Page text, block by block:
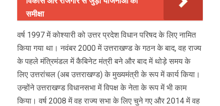
समीक्षा
वर्ष 1997 में कोश्यारी को उत्तर प्रदेश विधान परिषद के लिए नामित
किया गया था। नवंबर 2000 में उत्तराखण्ड के गठन के बाद, वह राज्य
के पहले मंत्रिमंडल में कैबिनेट मंत्री बने और बाद में थोड़े समय के
लिए उत्तरांचल (अब उत्तराखण्ड) के मुख्यमंत्री के रूप में कार्य किया।
उन्होंने उत्तराखण्ड विधानसभा में विपक्ष के नेता के रूप में भी काम
किया। वर्ष 2008 में वह राज्य सभा के लिए चुने गए और 2014 में वह